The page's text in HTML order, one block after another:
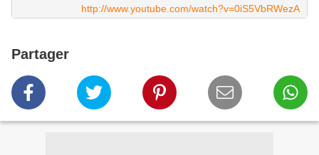
http://www.youtube.com/watch?v=0iS5VbRWezA
Partager